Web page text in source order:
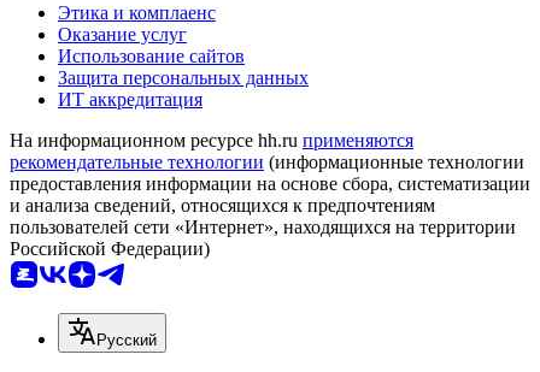
Этика и комплаенс
Оказание услуг
Использование сайтов
Защита персональных данных
ИТ аккредитация
На информационном ресурсе hh.ru применяются
рекомендательные технологии (информационные технологии
предоставления информации на основе сбора, систематизации
и анализа сведений, относящихся к предпочтениям
пользователей сети «Интернет», находящихся на территории
Российской Федерации)
Русский